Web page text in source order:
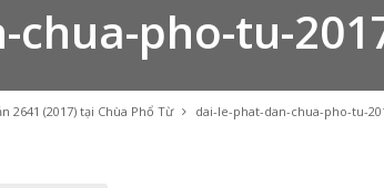
2641 (2017) tại Chùa Phổ Từ dai-le-phat-dan-chua-pho-tu-
pho-tu-